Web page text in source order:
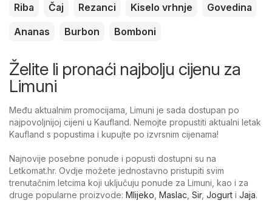
Riba
Čaj Rezanci Kiselo vrhnje
Govedina
Ananas
Burbon Bomboni
Želite li pronaći najbolju cijenu za
Limuni
Među aktualnim promocijama, Limuni je sada dostupan po
najpovoljnijoj cijeni u Kaufland. Nemojte propustiti aktualni letak
Kaufland s popustima i kupujte po izvrsnim cijenama!
Najnovije posebne ponude i popusti dostupni su na
Letkomat.hr. Ovdje možete jednostavno pristupiti svim
trenutačnim letcima koji uključuju ponude za Limuni, kao i za
druge popularne proizvode: Mlijeko Maslac Sir, Jogurt i Jaja.